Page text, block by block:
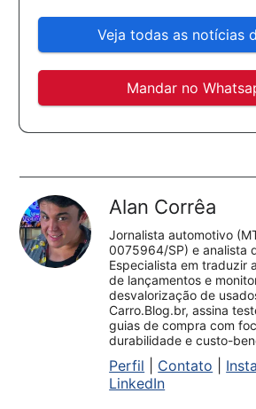
Veja todas as notícias
Mandar no
Alan Corrêa
Jornalista automotivo
0075964/SP) e analista
Especialista em traduzir
de lançamentos e
desvalorização de
Carro.Blog.br, assina
guias de compra com
durabilidade e custo-
Perfil Contato
LinkedIn